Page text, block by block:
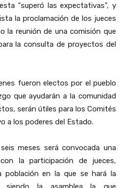
“superó las expectativas”, y
la proclamación de los jueces
la reunión de una comisión que
la consulta de proyectos del
fueron electos por el pueblo
que ayudarán a la comunidad
serán útiles para los Comités
a los poderes del Estado.
meses será convocada una
la participación de jueces,
población en la que se hará la